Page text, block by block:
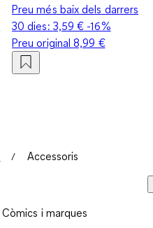
Preu més baix dels darrers
30 dies: 3,59 € -16%
Preu original8,99 €
Accessoris
Còmics i marques